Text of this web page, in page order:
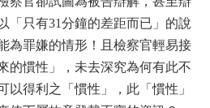
「只有31分鐘的差距而已」的說
為罪嫌的情形！且檢察官輕易接
的慣性」，未去深究為何有此不
以得利之「慣性」，此「慣性」